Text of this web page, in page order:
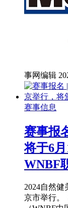
事网编辑
赛事信息
赛事报
将于6
WNBF
2024自然健
京市举行。